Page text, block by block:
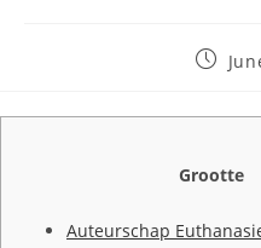
Grootte
Auteurschap